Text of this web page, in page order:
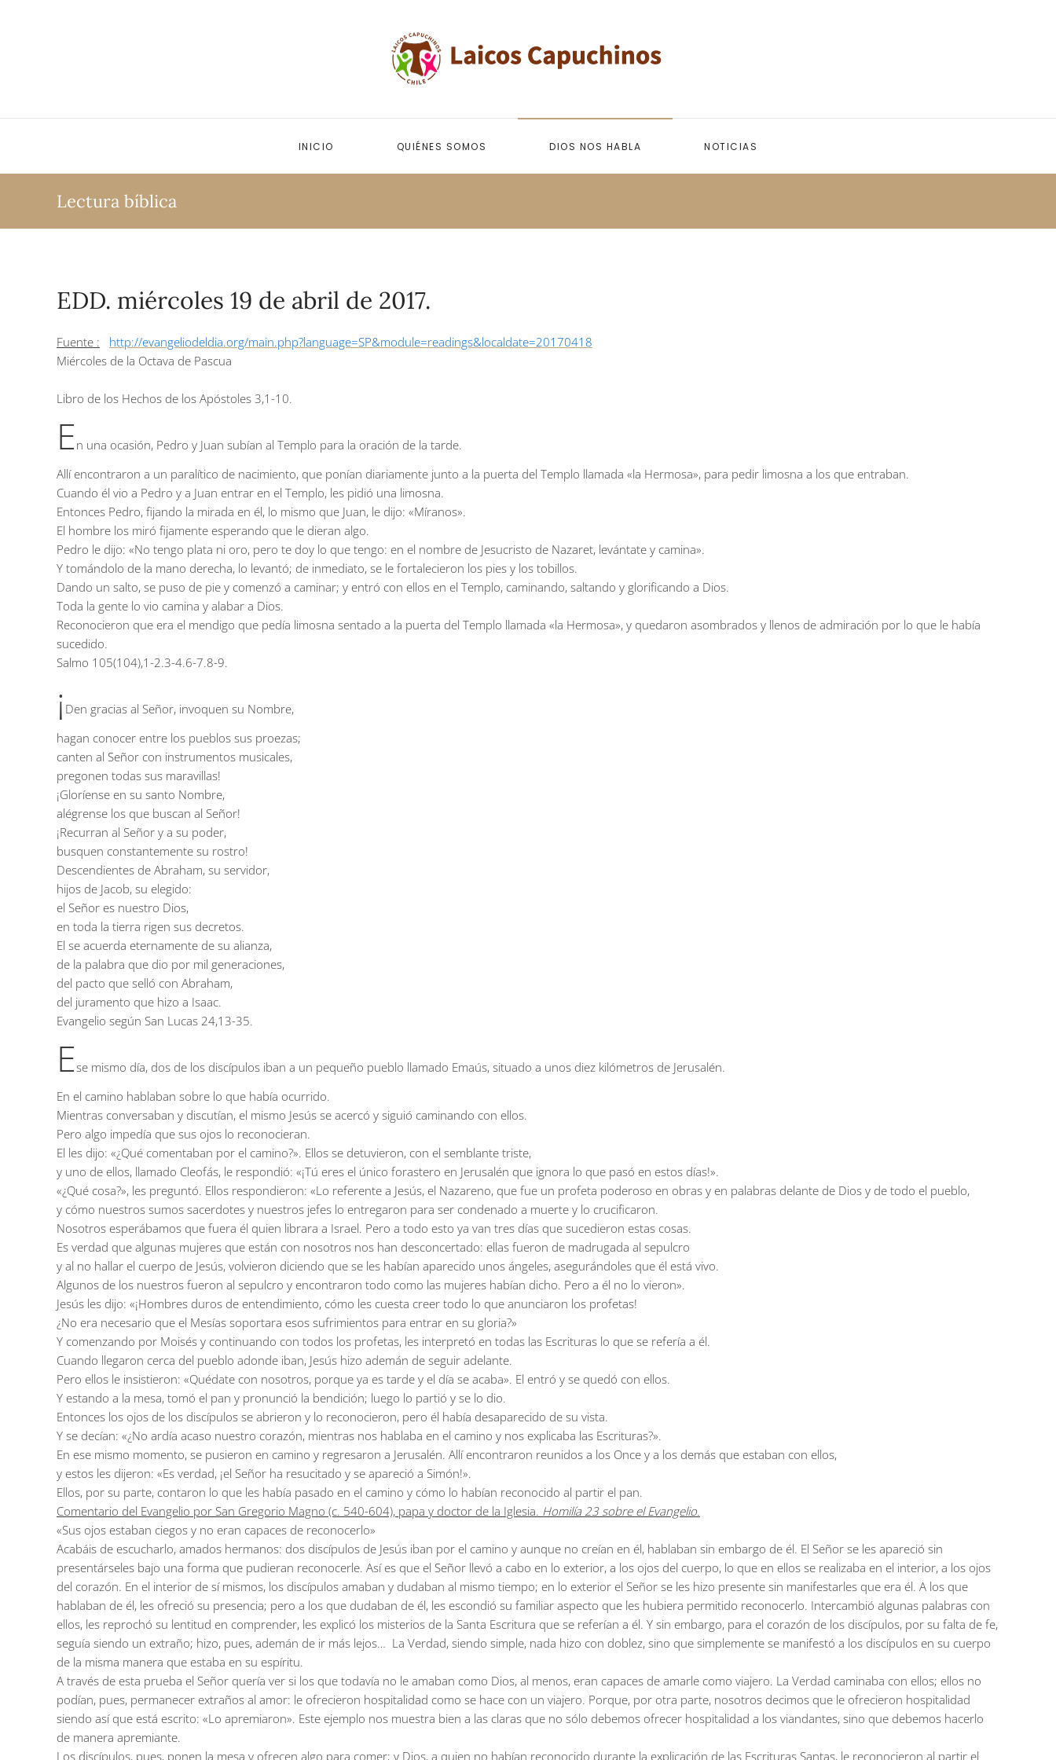
INICIO QUIÉNES SOMOS DIOS NOS HABLA NOTICIAS
Lectura bíblica
EDD. miércoles 19 de abril de 2017.
Fuente :
http://evangeliodeldia.org/main.php?language=SP&module=readings&localdate=20170418
Miércoles de la Octava de Pascua
Libro de los Hechos de los Apóstoles 3,1-10.
E n una ocasión, Pedro y Juan subían al Templo para la oración de la tarde.
Allí encontraron a un paralítico de nacimiento, que ponían diariamente junto a la puerta del Templo llamada «la Hermosa», para pedir limosna a los que entraban.
Cuando él vio a Pedro y a Juan entrar en el Templo, les pidió una limosna.
Entonces Pedro, fijando la mirada en él, lo mismo que Juan, le dijo: «Míranos».
El hombre los miró fijamente esperando que le dieran algo.
Pedro le dijo: «No tengo plata ni oro, pero te doy lo que tengo: en el nombre de Jesucristo de Nazaret, levántate y camina».
Y tomándolo de la mano derecha, lo levantó; de inmediato, se le fortalecieron los pies y los tobillos.
Dando un salto, se puso de pie y comenzó a caminar; y entró con ellos en el Templo, caminando, saltando y glorificando a Dios.
Toda la gente lo vio camina y alabar a Dios.
Reconocieron que era el mendigo que pedía limosna sentado a la puerta del Templo llamada «la Hermosa», y quedaron asombrados y llenos de admiración por lo que le había
sucedido.
Salmo 105(104),1-2.3-4.6-7.8-9.
¡ Den gracias al Señor, invoquen su Nombre,
hagan conocer entre los pueblos sus proezas;
canten al Señor con instrumentos musicales,
pregonen todas sus maravillas!
¡Gloríense en su santo Nombre,
alégrense los que buscan al Señor!
¡Recurran al Señor y a su poder,
busquen constantemente su rostro!
Descendientes de Abraham, su servidor,
hijos de Jacob, su elegido:
el Señor es nuestro Dios,
en toda la tierra rigen sus decretos.
El se acuerda eternamente de su alianza,
de la palabra que dio por mil generaciones,
del pacto que selló con Abraham,
del juramento que hizo a Isaac.
Evangelio según San Lucas 24,13-35.
Ese mismo día, dos de los discípulos iban a un pequeño pueblo llamado Emaús, situado a unos diez kilómetros de Jerusalén.
En el camino hablaban sobre lo que había ocurrido.
Mientras conversaban y discutían, el mismo Jesús se acercó y siguió caminando con ellos.
Pero algo impedía que sus ojos lo reconocieran.
El les dijo: «¿Qué comentaban por el camino?». Ellos se detuvieron, con el semblante triste,
y uno de ellos, llamado Cleofás, le respondió: «¡Tú eres el único forastero en Jerusalén que ignora lo que pasó en estos días!».
«¿Qué cosa?», les preguntó. Ellos respondieron: «Lo referente a Jesús, el Nazareno, que fue un profeta poderoso en obras y en palabras delante de Dios y de todo el pueblo,
y cómo nuestros sumos sacerdotes y nuestros jefes lo entregaron para ser condenado a muerte y lo crucificaron.
Nosotros esperábamos que fuera él quien librara a Israel. Pero a todo esto ya van tres días que sucedieron estas cosas.
Es verdad que algunas mujeres que están con nosotros nos han desconcertado: ellas fueron de madrugada al sepulcro
y al no hallar el cuerpo de Jesús, volvieron diciendo que se les habían aparecido unos ángeles, asegurándoles que él está vivo.
Algunos de los nuestros fueron al sepulcro y encontraron todo como las mujeres habían dicho. Pero a él no lo vieron».
Jesús les dijo: «¡Hombres duros de entendimiento, cómo les cuesta creer todo lo que anunciaron los profetas!
¿No era necesario que el Mesías soportara esos sufrimientos para entrar en su gloria?»
Y comenzando por Moisés y continuando con todos los profetas, les interpretó en todas las Escrituras lo que se refería a él.
Cuando llegaron cerca del pueblo adonde iban, Jesús hizo ademán de seguir adelante.
Pero ellos le insistieron: «Quédate con nosotros, porque ya es tarde y el día se acaba». El entró y se quedó con ellos.
Y estando a la mesa, tomó el pan y pronunció la bendición; luego lo partió y se lo dio.
Entonces los ojos de los discípulos se abrieron y lo reconocieron, pero él había desaparecido de su vista.
Y se decían: «¿No ardía acaso nuestro corazón, mientras nos hablaba en el camino y nos explicaba las Escrituras?».
En ese mismo momento, se pusieron en camino y regresaron a Jerusalén. Allí encontraron reunidos a los Once y a los demás que estaban con ellos,
y estos les dijeron: «Es verdad, ¡el Señor ha resucitado y se apareció a Simón!».
Ellos, por su parte, contaron lo que les había pasado en el camino y cómo lo habían reconocido al partir el pan.
Comentario del Evangelio por San Gregorio Magno (c. 540-604), papa y doctor de la Iglesia. Homilía 23 sobre el Evangelio.
«Sus ojos estaban ciegos y no eran capaces de reconocerlo»
Acabáis de escucharlo, amados hermanos: dos discípulos de Jesús iban por el camino y aunque no creían en él, hablaban sin embargo de él. El Señor se les apareció sin
presentárseles bajo una forma que pudieran reconocerle. Así es que el Señor llevó a cabo en lo exterior, a los ojos del cuerpo, lo que en ellos se realizaba en el interior, a los ojos
del corazón. En el interior de sí mismos, los discípulos amaban y dudaban al mismo tiempo; en lo exterior el Señor se les hizo presente sin manifestarles que era él. A los que
hablaban de él, les ofreció su presencia; pero a los que dudaban de él, les escondió su familiar aspecto que les hubiera permitido reconocerlo. Intercambió algunas palabras con
ellos, les reprochó su lentitud en comprender, les explicó los misterios de la Santa Escritura que se referían a él. Y sin embargo, para el corazón de los discípulos, por su falta de fe,
seguía siendo un extraño; hizo, pues, ademán de ir más lejos… La Verdad, siendo simple, nada hizo con doblez, sino que simplemente se manifestó a los discípulos en su cuerpo
de la misma manera que estaba en su espíritu.
A través de esta prueba el Señor quería ver si los que todavía no le amaban como Dios, al menos, eran capaces de amarle como viajero. La Verdad caminaba con ellos; ellos no
podían, pues, permanecer extraños al amor: le ofrecieron hospitalidad como se hace con un viajero. Porque, por otra parte, nosotros decimos que le ofrecieron hospitalidad
siendo así que está escrito: «Lo apremiaron». Este ejemplo nos muestra bien a las claras que no sólo debemos ofrecer hospitalidad a los viandantes, sino que debemos hacerlo
de manera apremiante.
Los discípulos, pues, ponen la mesa y ofrecen algo para comer; y Dios, a quien no habían reconocido durante la explicación de las Escrituras Santas, le reconocieron al partir el